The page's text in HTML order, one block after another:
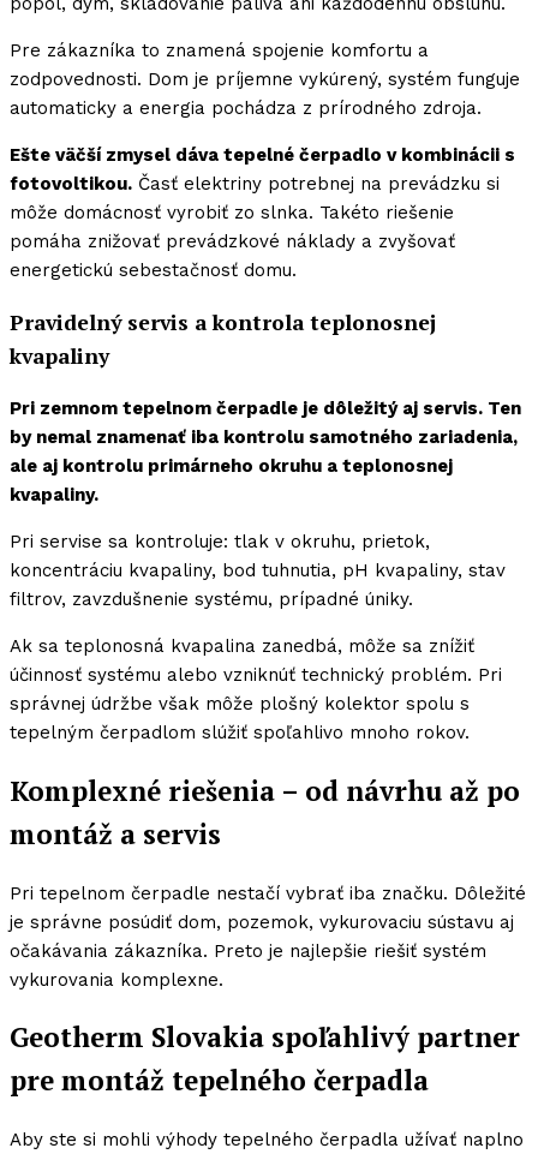
Pre zákazníka to znamená spojenie komfortu a
zodpovednosti. Dom je príjemne vykúrený, systém funguje
automaticky a energia pochádza z prírodného zdroja.
Ešte väčší zmysel dáva tepelné čerpadlo v kombinácii s
fotovoltikou. Časť elektriny potrebnej na prevádzku si
môže domácnosť vyrobiť zo slnka. Takéto riešenie
pomáha znižovať prevádzkové náklady a zvyšovať
energetickú sebestačnosť domu.
Pravidelný servis a kontrola teplonosnej
kvapaliny
Pri zemnom tepelnom čerpadle je dôležitý aj servis. Ten
by nemal znamenať iba kontrolu samotného zariadenia,
ale aj kontrolu primárneho okruhu a teplonosnej
kvapaliny.
Pri servise sa kontroluje: tlak v okruhu, prietok,
koncentráciu kvapaliny, bod tuhnutia, pH kvapaliny, stav
filtrov, zavzdušnenie systému, prípadné úniky.
Ak sa teplonosná kvapalina zanedbá, môže sa znížiť
účinnosť systému alebo vzniknúť technický problém. Pri
správnej údržbe však môže plošný kolektor spolu s
tepelným čerpadlom slúžiť spoľahlivo mnoho rokov.
Komplexné riešenia – od návrhu až po
montáž a servis
Pri tepelnom čerpadle nestačí vybrať iba značku. Dôležité
je správne posúdiť dom, pozemok, vykurovaciu sústavu aj
očakávania zákazníka. Preto je najlepšie riešiť systém
vykurovania komplexne.
Geotherm Slovakia spoľahlivý partner
pre montáž tepelného čerpadla
Aby ste si mohli výhody tepelného čerpadla užívať naplno